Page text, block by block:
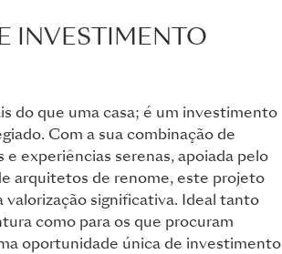
INVESTIMENTO
do que uma casa; é um investimento
Com a sua combinação de
experiências serenas, apoiada pelo
arquitetos de renome, este projeto
valorização significativa. Ideal tanto
como para os que procuram
oportunidade única de investimento